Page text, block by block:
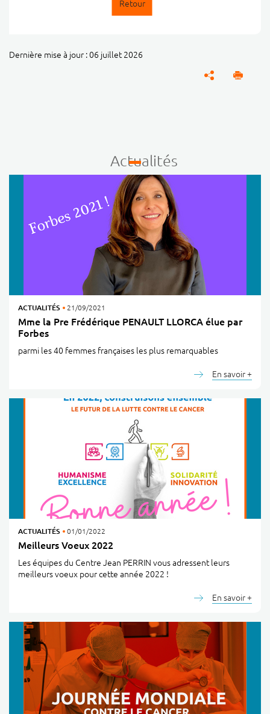
Retour
Dernière mise à jour : 06 juillet 2026
Actualités
Mme la Pre Frédérique PENAULT LLORCA élue par
Forbes
ACTUALITÉS 21/09/2021
parmi les 40 femmes françaises les plus remarquables
En savoir +
Meilleurs Voeux 2022
ACTUALITÉS 01/01/2022
Les équipes du Centre Jean PERRIN vous adressent leurs
meilleurs voeux pour cette année 2022 !
En savoir +